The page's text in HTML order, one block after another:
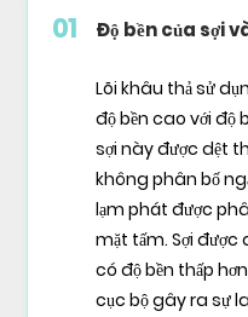
01 Độ bền của sợi
Lõi khâu thả sử
độ bền cao với độ
sợi này được dệt
không phân bố
lạm phát được
mặt tấm. Sợi
có độ bền thấp
cục bộ gây ra sự